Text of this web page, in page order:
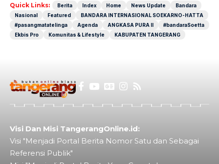
Quick Links: Berita Index Home News Update
Bandara
Nasional
Featured
BANDARA INTERNASIONAL SOEKARNO-HATTA
#pasangmatatelinga
Agenda ANGKASA PURA II
#bandaraSoetta
Ekbis Pro
Komunitas & Lifestyle KABUPATEN TANGERANG
Visi Dan Misi TangerangOnline.id:
Visi "Menjadi Portal Berita Nomor Satu dan Sebagai
Referensi Publik"